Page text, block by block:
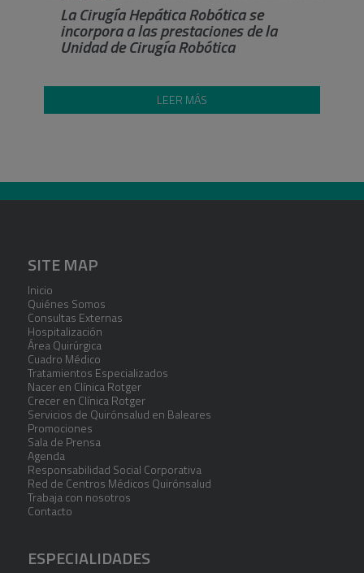
La Cirugía Hepática Robótica se
incorpora a las prestaciones de la
Unidad de Cirugía Robótica
LEER MÁS
SITE MAP
Inicio
Quiénes Somos
Consultas Externas
Hospitalización
Área Quirúrgica
Cuadro Médico
Tratamientos Especializados
Nacer en Clínica Rotger
Crecer en Clínica Rotger
Servicios de Quirónsalud en Baleares
Promociones
Sala de Prensa
Agenda
Responsabilidad Social Corporativa
Red de Centros Médicos Quirónsalud
Trabaja con nosotros
Contacto
ESPECIALIDADES